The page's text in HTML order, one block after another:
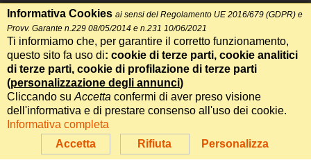
Informativa cookie
RSS feed
RSS Top News
Contatti
International Communication S.r.l. • P.IVA 14478081004 • Testata
giornalistica n.191, reg. Tribunale di Roma del 14/12/2017
Accetta Rifiuta Personalizza
Informativa Cookies ai sensi del Regolamento UE 2016/679 (GDPR) e
Provv. Garante n.229 08/05/2014 e n.231 10/06/2021
Ti informiamo che, per garantire il corretto funzionamento,
questo sito fa uso di: cookie di terze parti, cookie analitici
di terze parti, cookie di profilazione di terze parti
(personalizzazione degli annunci)
Cliccando su Accetta confermi di aver preso visione
dell'informativa e di prestare consenso all'uso dei cookie.
Informativa completa